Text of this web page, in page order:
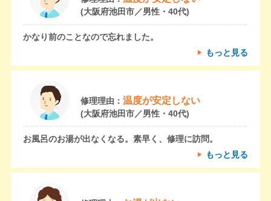
(大阪府池田市／男性・40代)
かなり前のことなので忘れました。
もっと見る
修理理由： 温度が安定しない
(大阪府池田市／男性・40代)
お風呂のお湯が出なくなる。素早く、修理に訪問。
もっと見る